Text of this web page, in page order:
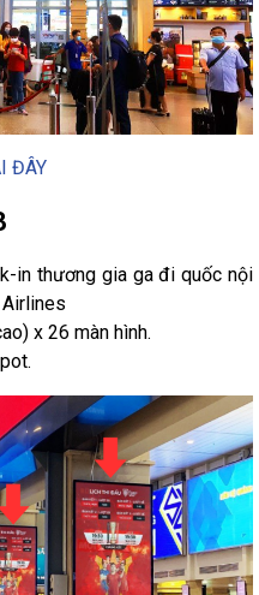
ĐÂY
in thương gia ga đi quốc nội
x 26 màn hình.